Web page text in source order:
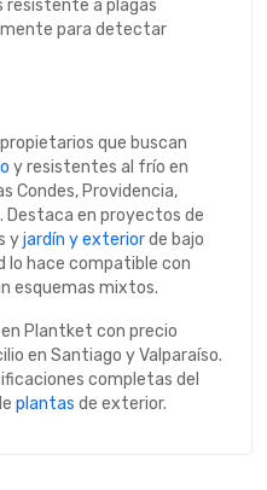
resistente a plagas
para detectar
que buscan
y resistentes al frío en
Condes, Providencia,
Destaca en proyectos de
yjardín y exteriorde bajo
lo hace compatible con
esquemas mixtos.
Plantket con precio
en Santiago y Valparaíso.
completas del
plantas de exterior.